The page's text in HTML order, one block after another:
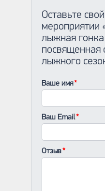
Оставьте
мероприятии
лыжная
посвященная
лыжного
Ваше имя
Ваш Email
Отзыв